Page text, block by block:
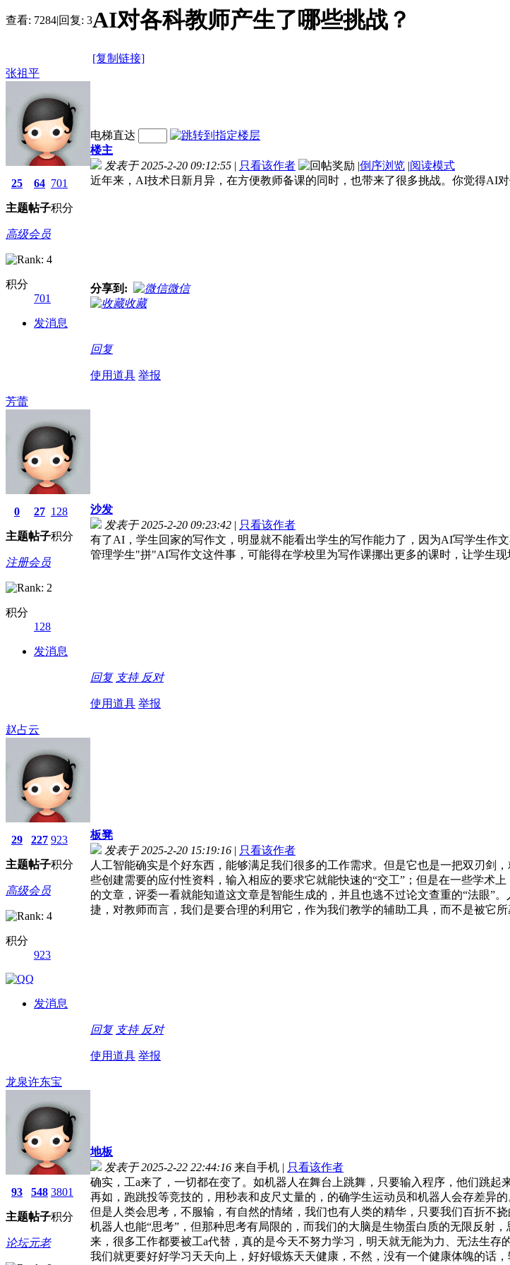
查看: 7284|回复: 3AI对各科教师产生了哪些挑战？
[复制链接]
张祖平
25
主题
64
帖子
701
积分
高级会员
积分
701
发消息
电梯直达
楼主
发表于 2025-2-20 09:12:55 | 只看该作者 |倒序浏览 |阅读模式
近年来，AI技术日新月异，在方便教师备课的同时，也带来了很多挑战。你觉得AI
分享到:
微信
收藏
回复
使用道具 举报
芳蕾
0
主题
27
帖子
128
积分
注册会员
积分
128
发消息
沙发
发表于 2025-2-20 09:23:42 | 只看该作者
有了AI，学生回家的写作文，明显就不能看出学生的写作能力了，因为AI写学生作
管理学生"拼"AI写作文这件事，可能得在学校里为写作课挪出更多的课时，让学生现
回复 支持 反对
使用道具 举报
赵占云
29
主题
227
帖子
923
积分
高级会员
积分
923
发消息
板凳
发表于 2025-2-20 15:19:16 | 只看该作者
人工智能确实是个好东西，能够满足我们很多的工作需求。但是它也是一把双刃剑
些创建需要的应付性资料，输入相应的要求它就能快速的“交工”；但是在一些学术
的文章，评委一看就能知道这文章是智能生成的，并且也逃不过论文查重的“法眼”
捷，对教师而言，我们是要合理的利用它，作为我们教学的辅助工具，而不是被它所
回复 支持 反对
使用道具 举报
龙泉许东宝
93
主题
548
帖子
3801
积分
论坛元老
地板
发表于 2025-2-22 22:44:16 来自手机 | 只看该作者
确实，工a来了，一切都在变了。如机器人在舞台上跳舞，只要输入程序，他们跳
再如，跑跳投等竞技的，用秒表和皮尺丈量的，的确学生运动员和机器人会存差异
但是人类会思考，不服输，有自然的情绪，我们也有人类的精华，只要我们百折不
机器人也能“思考”，但那种思考有局限的，而我们的大脑是生物蛋白质的无限反射
来，很多工作都要被工a代替，真的是今天不努力学习，明天就无能为力、无法生
我们就更要好好学习天天向上，好好锻炼天天健康，不然，没有一个健康体魄的话